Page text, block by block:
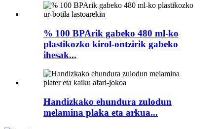
% 100 BPArik gabeko 480 ml-ko
plastikozko kirol-ontzirik gabeko
ihesak...
Handizkako ehundura zulodun
melamina plaka eta arkua...